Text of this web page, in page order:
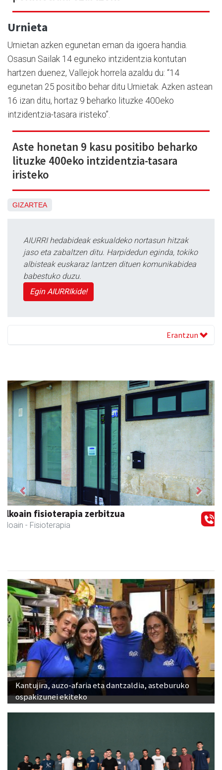
Urnieta
Urnietan azken egunetan eman da igoera handia.
Osasun Sailak 14 eguneko intzidentzia kontutan
hartzen duenez, Vallejok horrela azaldu du: “14
egunetan 25 positibo behar ditu Urnietak. Azken astean
16 izan ditu, hortaz 9 beharko lituzke 400eko
intzidentzia-tasara iristeko”.
Aste honetan 9 kasu positibo beharko
lituzke 400eko intzidentzia-tasara
iristeko
GIZARTEA
AIURRI hedabideak eskualdeko nortasun hitzak
jaso eta zabaltzen ditu. Harpidedun eginda, tokiko
albisteak euskaraz lantzen dituen komunikabidea
babestuko duzu.
Egin AIURRIkide!
Erantzun
Akam espazioa
Amasa-Villabona - Arropa-dendak
Previous Next
Kantujira, auzo-afaria eta dantzaldia, asteburuko
ospakizunei ekiteko